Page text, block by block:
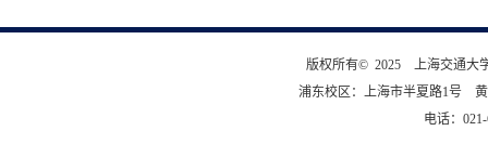
版权所有© 2025 上海交通大
浦东校区：上海市半夏路1号
电话：